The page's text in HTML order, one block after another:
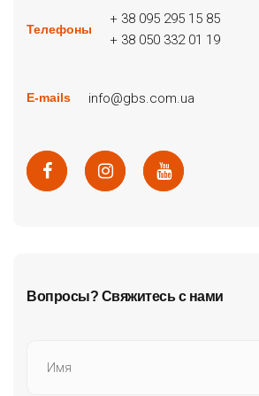
Телефоны
+ 38 095 295 15 85
+ 38 050 332 01 19
E-mails info@gbs.com.ua
Вопросы? Свяжитесь с нами